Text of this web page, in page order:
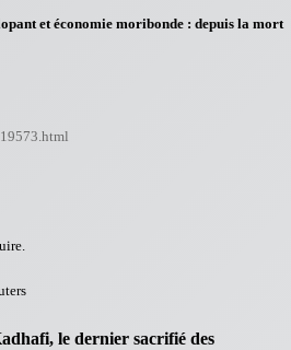
et économie moribonde : depuis la mort
le dernier sacrifié des